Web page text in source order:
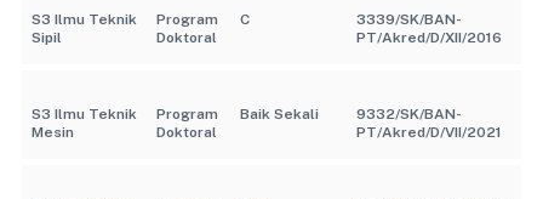
S3 Ilmu Teknik
Sipil
Program
Doktoral
C
3339/SK/BAN-
PT/Akred/D/XII/2016
S3 Ilmu Teknik
Mesin
Program
Doktoral
Baik Sekali
9332/SK/BAN-
PT/Akred/D/VII/2021